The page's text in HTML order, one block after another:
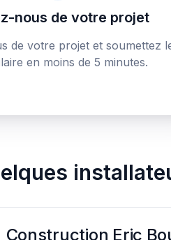
nous de votre projet
de votre projet et soumettez
en moins de 5 minutes.
Construction Eric